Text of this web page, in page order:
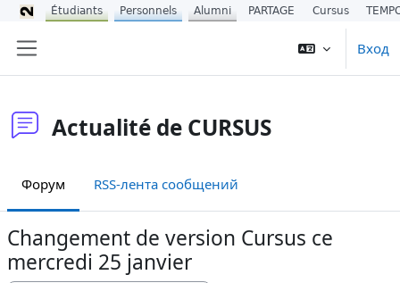
Вход
Actualité de CURSUS
Форум RSS-лента сообщений
Changement de version Cursus ce
mercredi 25 janvier
Étudiants Personnels Alumni PARTAGE Cursus